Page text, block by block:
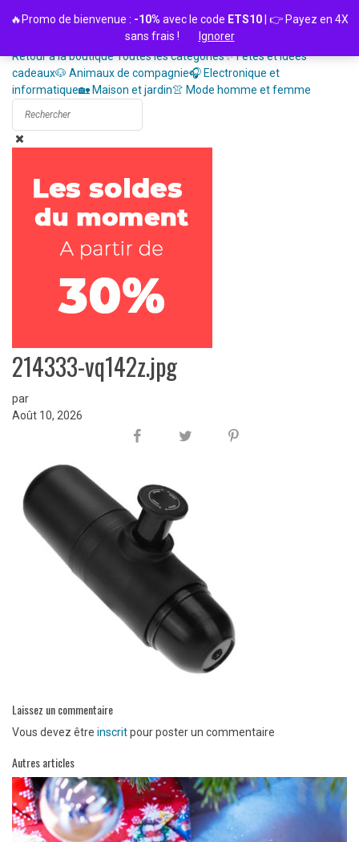
Retour à la boutiqueToutes les catégories✨ Fêtes et idées
cadeaux🐶 Animaux de compagnie🎧 Electronique et
informatique🏡 Maison et jardin👚 Mode homme et femme
214333-vq142z.jpg
par
Août 10, 2026
Laissez un commentaire
Vous devez être inscritpour poster un commentaire
Autres articles
🔥Promo de bienvenue : -10% avec le code ETS10 | 👉 Payez en 4X
sans frais !
Ignorer